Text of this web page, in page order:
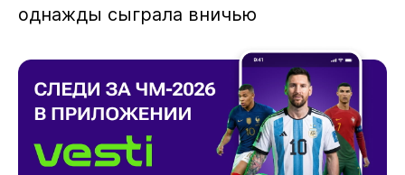
однажды сыграла вничью